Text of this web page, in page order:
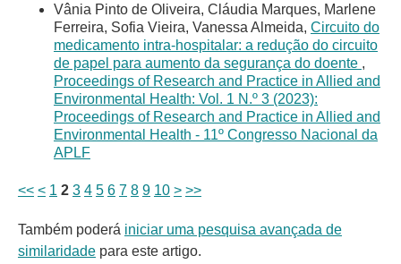
Vânia Pinto de Oliveira, Cláudia Marques, Marlene
Ferreira, Sofia Vieira, Vanessa Almeida, Circuito do
medicamento intra-hospitalar: a redução do circuito
de papel para aumento da segurança do doente ,
Proceedings of Research and Practice in Allied and
Environmental Health: Vol. 1 N.º 3 (2023):
Proceedings of Research and Practice in Allied and
Environmental Health - 11º Congresso Nacional da
APLF
<< < 1 2 3 4 5 6 7 8 9 10 > >>
Também poderá iniciar uma pesquisa avançada de
similaridadepara este artigo.